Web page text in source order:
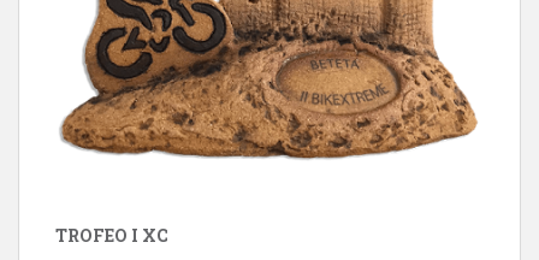
TROFEO I XC